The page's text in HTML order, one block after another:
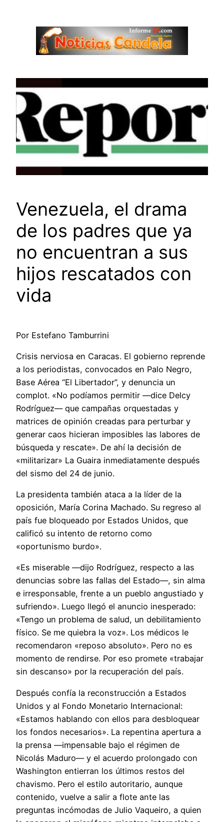
contenido
Venezuela, el drama
de los padres que ya
no encuentran a sus
hijos rescatados con
vida
Por Estefano Tamburrini
Crisis nerviosa en Caracas. El gobierno reprende
a los periodistas, convocados en Palo Negro,
Base Aérea “El Libertador”, y denuncia un
complot. «No podíamos permitir —dice Delcy
Rodríguez— que campañas orquestadas y
matrices de opinión creadas para perturbar y
generar caos hicieran imposibles las labores de
búsqueda y rescate». De ahí la decisión de
«militarizar» La Guaira inmediatamente después
del sismo del 24 de junio.
La presidenta también ataca a la líder de la
oposición, María Corina Machado. Su regreso al
país fue bloqueado por Estados Unidos, que
calificó su intento de retorno como
«oportunismo burdo».
«Es miserable —dijo Rodríguez, respecto a las
denuncias sobre las fallas del Estado—, sin alma
e irresponsable, frente a un pueblo angustiado y
sufriendo». Luego llegó el anuncio inesperado:
«Tengo un problema de salud, un debilitamiento
físico. Se me quiebra la voz». Los médicos le
recomendaron «reposo absoluto». Pero no es
momento de rendirse. Por eso promete «trabajar
sin descanso» por la recuperación del país.
Después confía la reconstrucción a Estados
Unidos y al Fondo Monetario Internacional:
«Estamos hablando con ellos para desbloquear
los fondos necesarios». La repentina apertura a
la prensa —impensable bajo el régimen de
Nicolás Maduro— y el acuerdo prolongado con
Washington entierran los últimos restos del
chavismo. Pero el estilo autoritario, aunque
contenido, vuelve a salir a flote ante las
preguntas incómodas de Julio Vaqueiro, a quien